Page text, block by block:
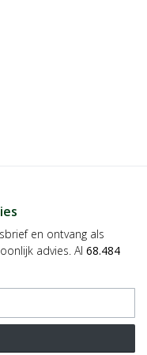
en ontvang als
advies. Al 68.484